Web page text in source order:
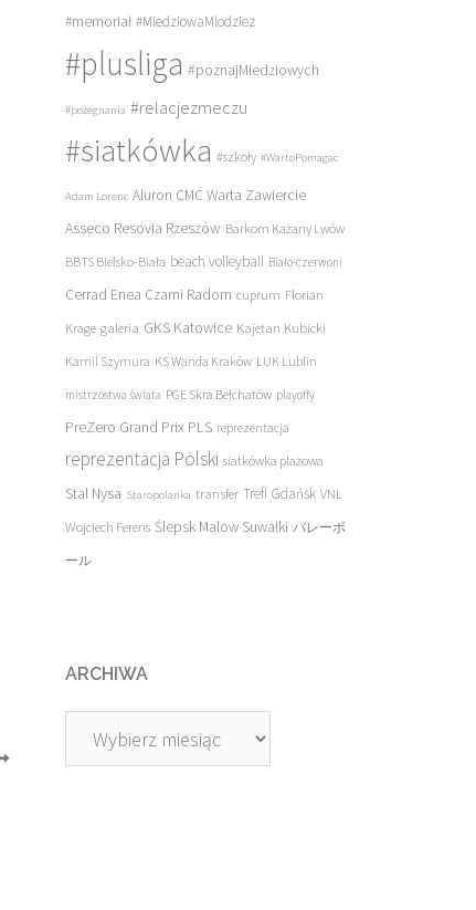
#memoriał #MiedziowaMlodziez
#plusliga #poznajMiedziowych
#pożegnania #relacjezmeczu
#siatkówka #szkoły #WartoPomagac
Adam Lorenc Aluron CMC Warta Zawiercie
Asseco Resovia Rzeszów Barkom Każany Lwów
BBTS Bielsko-Biała beach volleyball Biało-czerwoni
Cerrad Enea Czarni Radom cuprum Florian
Krage galeria GKS Katowice Kajetan Kubicki
Kamil Szymura KS Wanda Kraków LUK Lublin
mistrzostwa świata PGE Skra Bełchatów playoffy
PreZero Grand Prix PLS reprezentacja
reprezentacja Polski siatkówka plażowa
Stal Nysa Staropolanka transfer Trefl Gdańsk VNL
Wojciech Ferens Ślepsk Malow Suwałki バレーボ
ール
ARCHIWA
Archiwa